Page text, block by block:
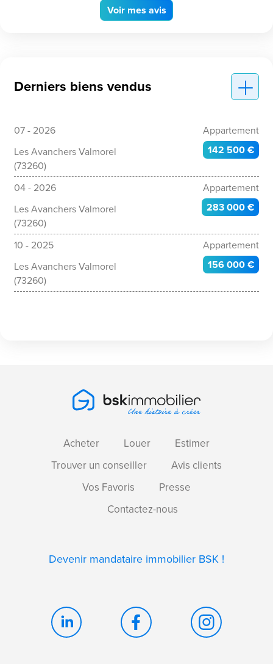
Voir mes avis
Derniers biens vendus
07 - 2026
Appartement
Les Avanchers Valmorel
(73260)
142 500 €
04 - 2026
Appartement
Les Avanchers Valmorel
(73260)
283 000 €
10 - 2025
Appartement
Les Avanchers Valmorel
(73260)
156 000 €
Acheter Louer
Estimer
Trouver un conseiller
Avis clients
Vos Favoris
Presse
Contactez-nous
Devenir mandataire immobilier BSK !